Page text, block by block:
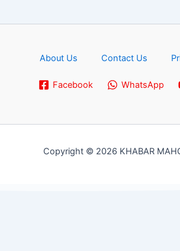
About Us Contact Us
Facebook WhatsApp
Copyright © 2026 KHABAR